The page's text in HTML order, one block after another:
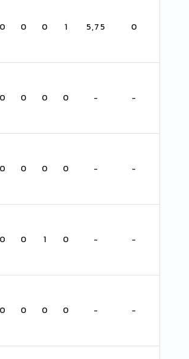
0 0 0 1 5,75 0
0 0 0 0 - -
0 0 0 0 - -
0 0 1 0 - -
0 0 0 0 - -